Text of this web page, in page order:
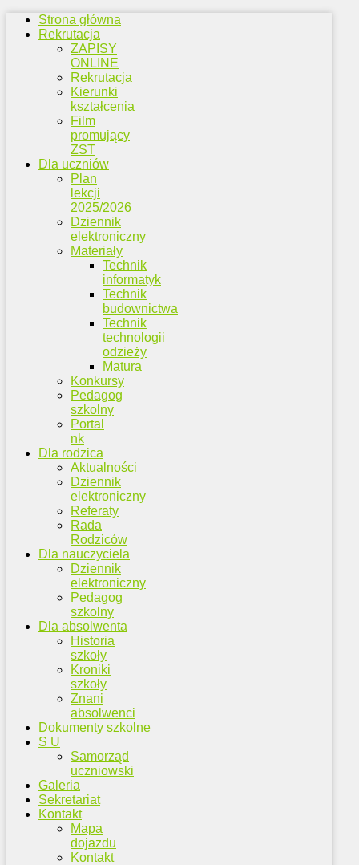
Strona główna
Rekrutacja
ZAPISY
ONLINE
Rekrutacja
Kierunki
kształcenia
Film
promujący
ZST
Dla uczniów
Plan
lekcji
2025/2026
Dziennik
elektroniczny
Materiały
Technik
informatyk
Technik
budownictwa
Technik
technologii
odzieży
Matura
Konkursy
Pedagog
szkolny
Portal
nk
Dla rodzica
Aktualności
Dziennik
elektroniczny
Referaty
Rada
Rodziców
Dla nauczyciela
Dziennik
elektroniczny
Pedagog
szkolny
Dla absolwenta
Historia
szkoły
Kroniki
szkoły
Znani
absolwenci
Dokumenty szkolne
S U
Samorząd
uczniowski
Galeria
Sekretariat
Kontakt
Mapa
dojazdu
Kontakt